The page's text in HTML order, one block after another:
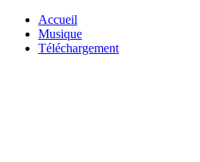
Accueil
Musique
Téléchargement